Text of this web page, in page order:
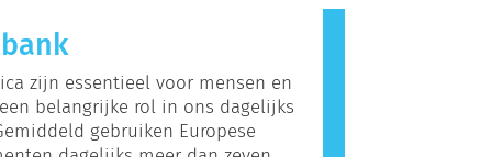
reactie veroorzaakt, wordt een
Cosmetica en
voor sommige mensen allergeen
niet dat het product niet
anderen om te gebruiken.
zijn essentieel voor mensen en
belangrijke rol in ons dagelijks
gebruiken Europese